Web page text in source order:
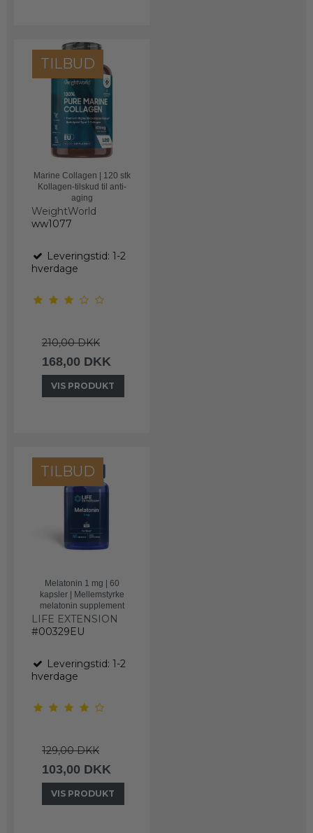
TILBUD
Marine Collagen | 120 stk
Kollagen-tilskud til anti-
aging
WeightWorld
ww1077
Leveringstid: 1-2
hverdage
210,00 DKK
168,00 DKK
VIS PRODUKT
TILBUD
Melatonin 1 mg | 60
kapsler | Mellemstyrke
melatonin supplement
LIFE EXTENSION
#00329EU
Leveringstid: 1-2
hverdage
129,00 DKK
103,00 DKK
VIS PRODUKT